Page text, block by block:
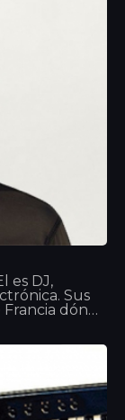
en
es DJ,
Sus
dónde
como
a la fama,
tenido el
y sólo